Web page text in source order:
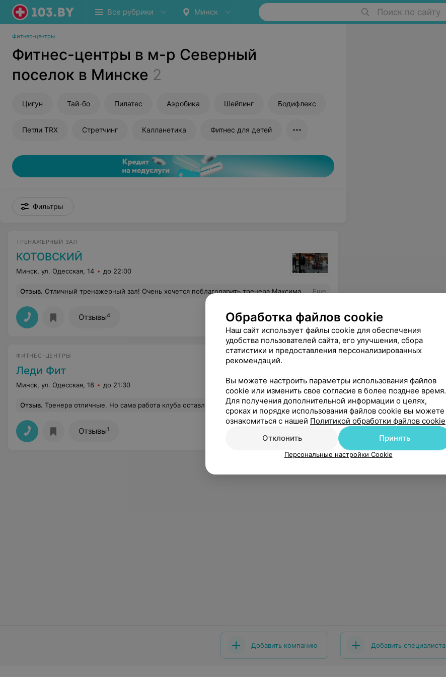
Все рубрики Минск Поиск по сайту
Фитнес-центры
Фитнес-центры в м-р Северный
поселок в Минске 2
Цигун Тай-бо Пилатес Аэробика Шейпинг Бодифлекс
Петли TRX Стретчинг Калланетика Фитнес для детей
Фильтры
ТРЕНАЖЕРНЫЙ ЗАЛ
КОТОВСКИЙ
Минск, ул. Одесская, 14 до 22:00
Отзыв. Отличный тренажерный зал! Очень хочется поблагодарить тренера Максима за внимательное отношение к тренирующимся. Всегда подскажет, где ошибаешься, всегда проконтролирует, правильно ли делаешь упражнение. Да и всегда с масленкой в руках что-то смазывает, чтобы не скрипело. Человек на своем месте, одним словом. Спасибо! Еще
Отзывы4
ФИТНЕС-ЦЕНТРЫ
Леди Фит
Минск, ул. Одесская, 18 до 21:30
Отзыв. Тренера отличные. Но сама работа клуба оставляет желать лучшего. Душевую и туалет не ремонтировали со времен царя Гороха. В очень маленьком пространстве туалета; не совсем вменяемая надпись-" смывать в независимости от результата"- видимо были прицеденты. За 500 000 абонемента думаю можно поменять старый паркет в зале на нескользящее покрытие, пред-е для фитнеса. Клуб подвязыват клиента на конкретное время и тренера, без отработки в течении месяца. Хотя сам часто ставит замены. И если подписался ходить к одному тренеру, расчитывая на результат с его помощью,- будь готов познакомиться еще, как минимум с 2- мя его заместителями с совершенно другим подходом. В заводском районе к сожалению клубов больше нет, но стоит надеятся, что найдется конкуренция этому кошмару. Еще
Отзывы1
Добавить компанию Добавить специалиста
Обработка файлов cookie
Наш сайт использует файлы cookie для обеспечения
удобства пользователей сайта, его улучшения, сбора
статистики и предоставления персонализированных
рекомендаций.
Вы можете настроить параметры использования файлов
cookie или изменить свое согласие в более позднее время.
Для получения дополнительной информации о целях,
сроках и порядке использования файлов cookie вы можете
ознакомиться с нашей Политикой обработки файлов cookie
Отклонить
Принять
Персональные настройки Cookie